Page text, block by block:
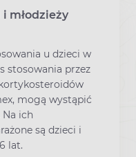
młodzieży
u dzieci w
stosowania przez
mogą wystąpić
ich
są dzieci i
lat.